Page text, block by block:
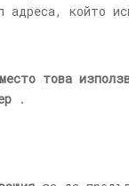
адреса, който
това
.